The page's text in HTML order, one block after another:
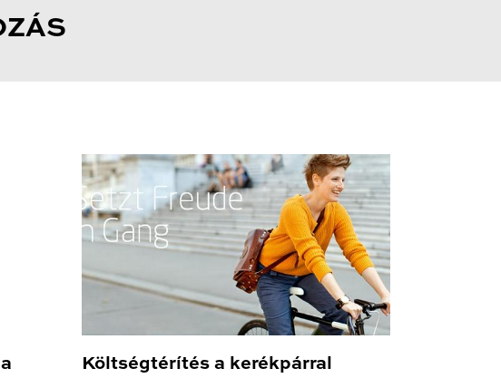
Költségtérítés a kerékpárral